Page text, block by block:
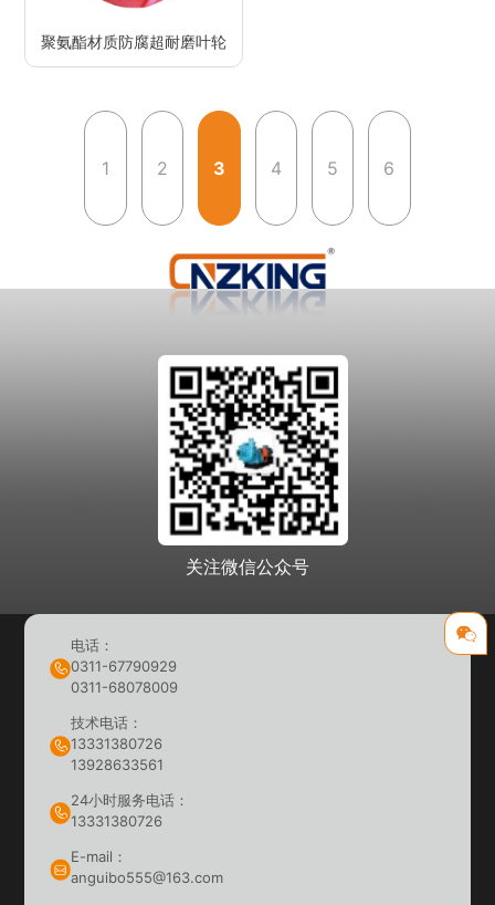
聚氨酯材质防腐超耐磨叶轮
1 2 3 4 5 6
关注微信公众号
电话：
0311-67790929
0311-68078009
技术电话：
13331380726
13928633561
24小时服务电话：
13331380726
E-mail：
anguibo555@163.com